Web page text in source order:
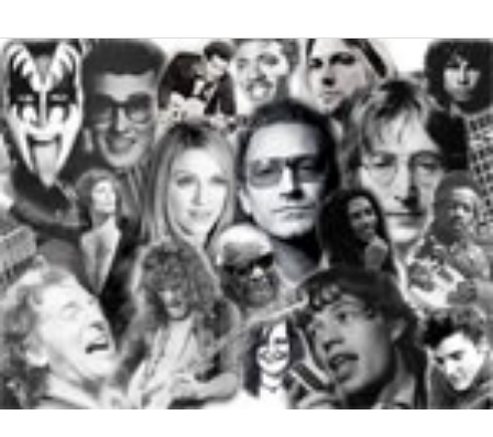
Tengo
60
de
edad